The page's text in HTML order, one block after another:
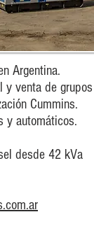
Argentina.
y venta de grupos
Cummins.
y automáticos.
desde 42 kVa